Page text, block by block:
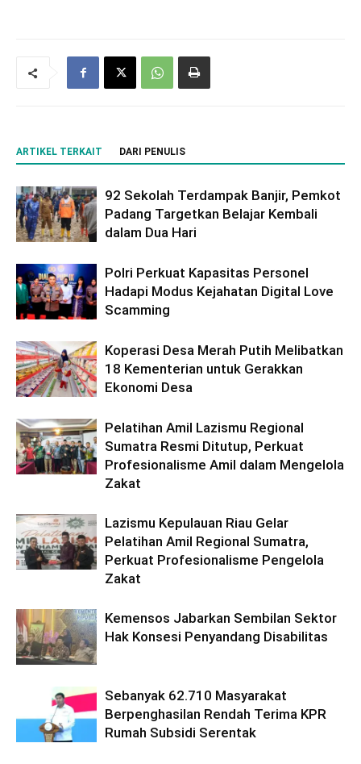
ARTIKEL TERKAIT DARI PENULIS
92 Sekolah Terdampak Banjir, Pemkot
Padang Targetkan Belajar Kembali
dalam Dua Hari
Polri Perkuat Kapasitas Personel
Hadapi Modus Kejahatan Digital Love
Scamming
Koperasi Desa Merah Putih Melibatkan
18 Kementerian untuk Gerakkan
Ekonomi Desa
Pelatihan Amil Lazismu Regional
Sumatra Resmi Ditutup, Perkuat
Profesionalisme Amil dalam Mengelola
Zakat
Lazismu Kepulauan Riau Gelar
Pelatihan Amil Regional Sumatra,
Perkuat Profesionalisme Pengelola
Zakat
Kemensos Jabarkan Sembilan Sektor
Hak Konsesi Penyandang Disabilitas
Sebanyak 62.710 Masyarakat
Berpenghasilan Rendah Terima KPR
Rumah Subsidi Serentak